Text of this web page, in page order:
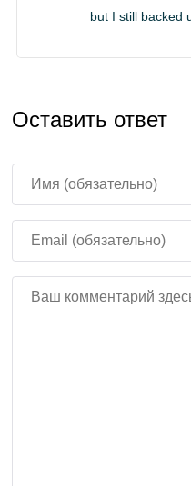
установить вручную.
Игроки часто выбирают
получить доступ к
Майнкрафт Бедрок
автоматического
but I still backed
Оставить ответ